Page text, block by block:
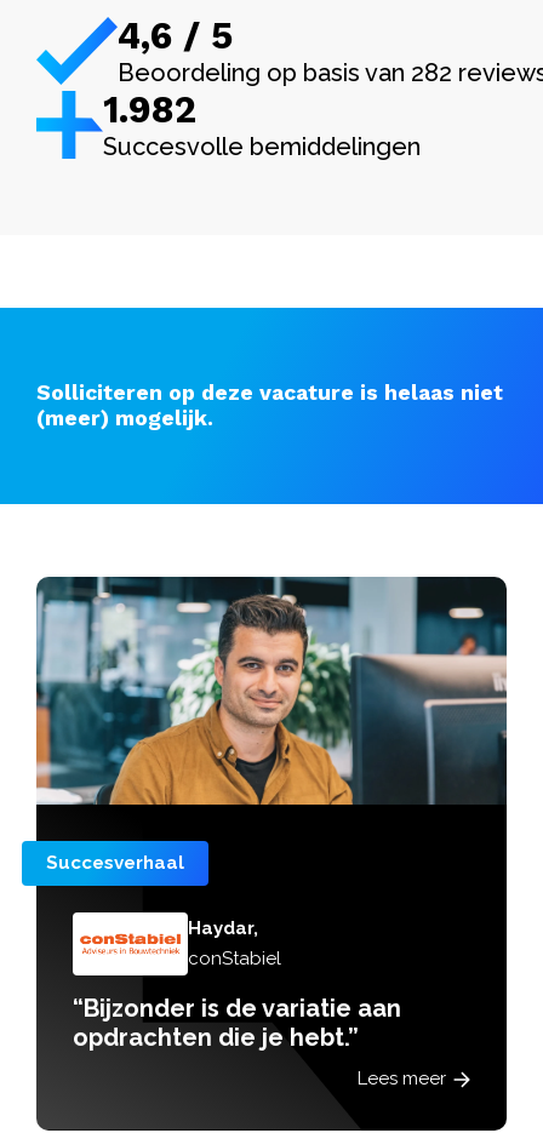
4,6 / 5
Beoordeling op basis van 282
1.982
Succesvolle bemiddelingen
Solliciteren op deze vacature is helaas niet
(meer) mogelijk.
Succesverhaal
Haydar,
conStabiel
“Bijzonder is de variatie aan
opdrachten die je hebt.”
Lees meer